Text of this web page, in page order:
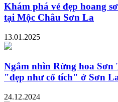
Khám phá vẻ đẹp hoang
tại Mộc Châu Sơn La
13.01.2025
Ngắm nhìn Rừng hoa
"đẹp như cổ tích" ở Sơn
24.12.2024